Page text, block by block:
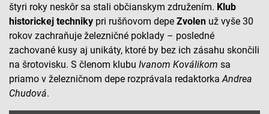
štyri roky neskôr sa stali občianskym združením. Klub
historickej techniky pri rušňovom depe Zvolen už vyše 30
rokov zachraňuje železničné poklady – posledné
zachované kusy aj unikáty, ktoré by bez ich zásahu skončili
na šrotovisku. S členom klubu Ivanom Koválikom sa
priamo v železničnom depe rozprávala redaktorkaAndrea
Chudová.